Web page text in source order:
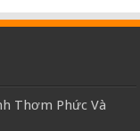
Thơm Phức Và